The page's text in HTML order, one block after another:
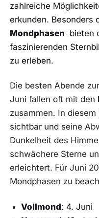
zahlreiche‍
erkunden.⁢ Besonders
Mondphasen
bieten
‍faszinierenden
zu erleben.
Die​ besten Abende
Juni fallen ‌oft mit den
zusammen. In‌
sichtbar und‌ seine
Dunkelheit des
⁣schwächere Sterne
erleichtert. Für⁣ Juni
Mondphasen​ zu
Vollmond: 4. Juni